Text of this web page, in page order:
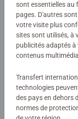
confiance en soi
Ravensburger
durables, pour
Avertissements et
Produits
Aucune
soumise
sont essentielles au
pages. D'autres
votre visite plus
sites sont utilisés, à
publicités adaptés
contenus
Transfert
technologies
des pays en dehors
normes de